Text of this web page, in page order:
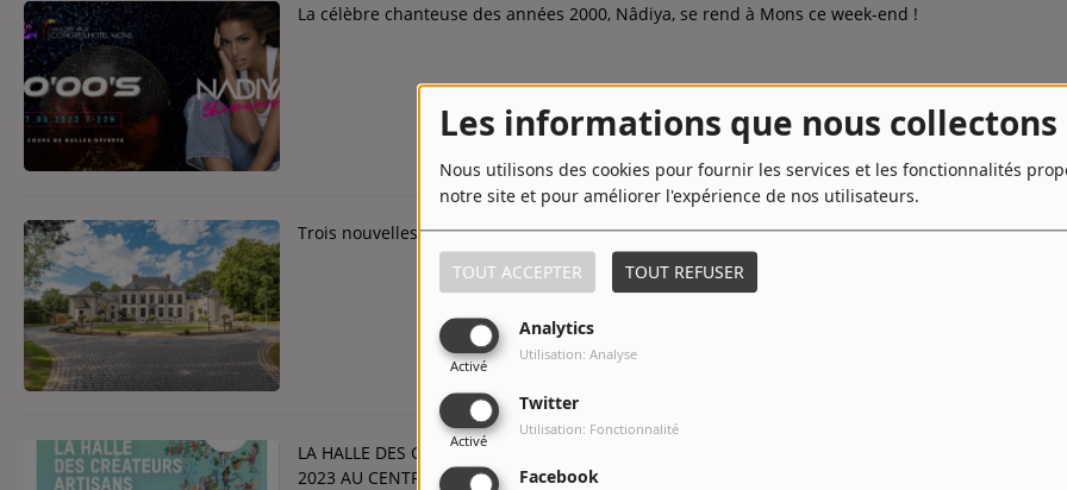
Les informations que nous collectons
Nous utilisons des cookies pour fournir les services et les fonctionnalités
notre site et pour améliorer l'expérience de nos utilisateurs.
TOUT ACCEPTER TOUT REFUSER
Analytics
Activé
Utilisation: Analyse
Twitter
Activé
Utilisation: Fonctionnalité
Facebook
La célèbre chanteuse des années 2000, Nâdiya, se rend à Mons ce week-end !
Trois nouvelles positives pour Fleurus.
LA HALLE DES CREATEURS, ARTISANS ET PRODUCTEURS DE CHEZ NOUS REVIENT LE 28 MAI
2023 AU CENTRE DE DELASSEMENT DE MARCINELLE AVEC PLUS DE 40 ARTISANS AU